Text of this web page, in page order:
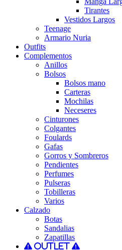
Tirantes
Vestidos Largos
Teenage
Armario Nuria
Outfits
Complementos
Anillos
Bolsos
Bolsos mano
Carteras
Mochilas
Neceseres
Cinturones
Colgantes
Foulards
Gafas
Gorros y Sombreros
Pendientes
Perfumes
Pulseras
Tobilleras
Varios
Calzado
Botas
Sandalias
Zapatillas
Outlet